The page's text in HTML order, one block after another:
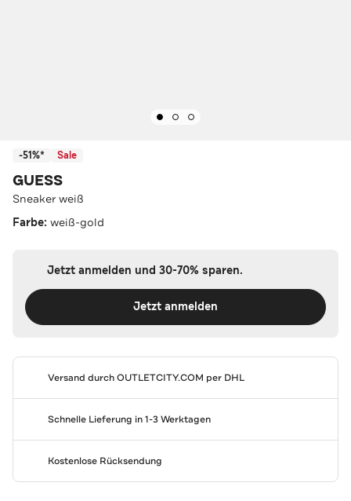
-51%* Sale
GUESS
Sneaker weiß
Farbe: weiß-gold
Jetzt anmelden und 30-70% sparen.
Jetzt anmelden
Versand durchOUTLETCITY.COM per DHL
Schnelle Lieferung in 1-3 Werktagen
Kostenlose Rücksendung